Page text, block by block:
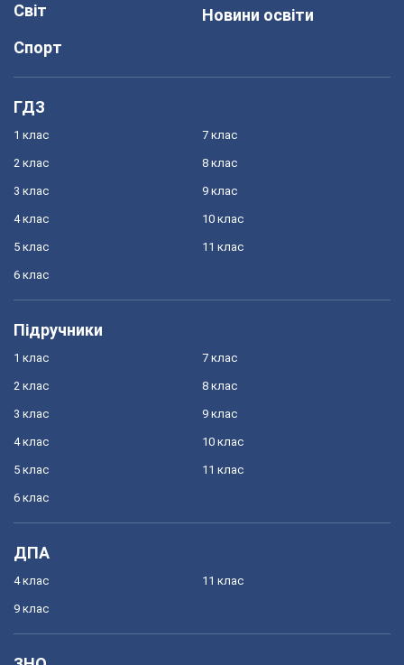
Світ
Спорт
Новини освіти
ГДЗ
1 клас
2 клас
3 клас
4 клас
5 клас
6 клас
7 клас
8 клас
9 клас
10 клас
11 клас
Підручники
1 клас
2 клас
3 клас
4 клас
5 клас
6 клас
7 клас
8 клас
9 клас
10 клас
11 клас
ДПА
4 клас
9 клас
11 клас